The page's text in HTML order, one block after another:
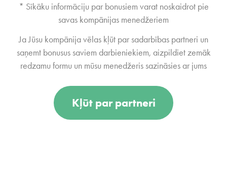
* Sīkāku informāciju par bonusiem varat noskaidrot pie
savas kompānijas menedžeriem
Ja Jūsu kompānija vēlas kļūt par sadarbības partneri un
saņemt bonusus saviem darbieniekiem, aizpildiet zemāk
redzamu formu un mūsu menedžeris sazināsies ar jums
Kļūt par partneri